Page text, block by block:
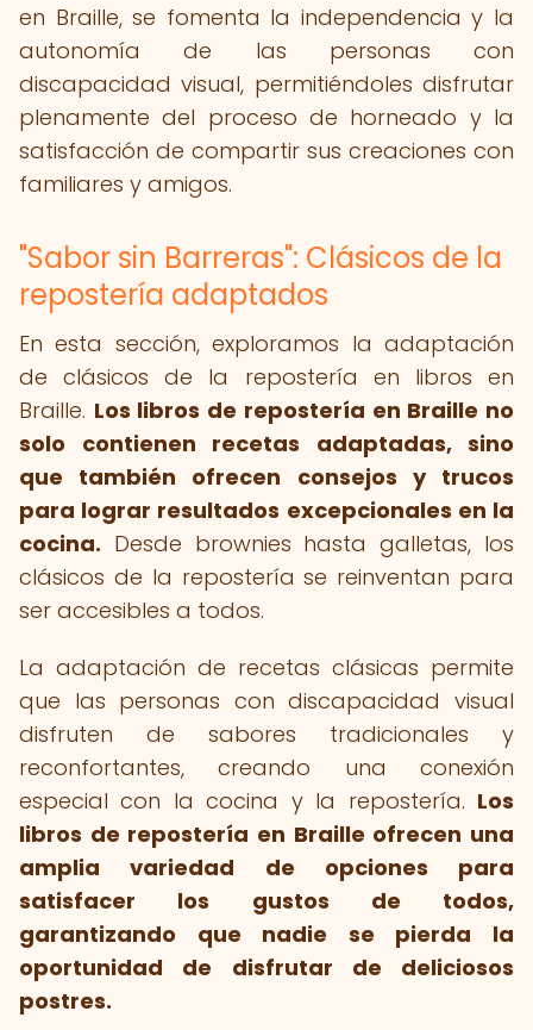
en Braille, se fomenta la independencia y la
autonomía de las personas con
discapacidad visual, permitiéndoles disfrutar
plenamente del proceso de horneado y la
satisfacción de compartir sus creaciones con
familiares y amigos.
"Sabor sin Barreras": Clásicos de la
repostería adaptados
En esta sección, exploramos la adaptación
de clásicos de la repostería en libros en
Braille. Los libros de repostería en Braille no
solo contienen recetas adaptadas, sino
que también ofrecen consejos y trucos
para lograr resultados excepcionales en la
cocina. Desde brownies hasta galletas, los
clásicos de la repostería se reinventan para
ser accesibles a todos.
La adaptación de recetas clásicas permite
que las personas con discapacidad visual
disfruten de sabores tradicionales y
reconfortantes, creando una conexión
especial con la cocina y la repostería. Los
libros de repostería en Braille ofrecen una
amplia variedad de opciones para
satisfacer los gustos de todos,
garantizando que nadie se pierda la
oportunidad de disfrutar de deliciosos
postres.